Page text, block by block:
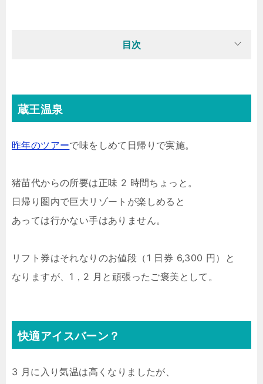
目次
蔵王温泉
昨年のツアーで味をしめて日帰りで実施。
猪苗代からの所要は正味 2 時間ちょっと。
日帰り圏内で巨大リゾートが楽しめると
あっては行かない手はありません。
リフト券はそれなりのお値段（1 日券 6,300 円）と
なりますが、1，2 月と頑張ったご褒美として。
快適アイスバーン？
3 月に入り気温は高くなりましたが、